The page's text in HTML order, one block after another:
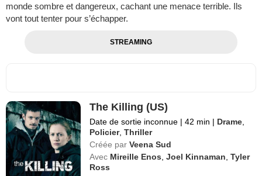
monde sombre et dangereux, cachant une menace terrible. Ils
vont tout tenter pour s’échapper.
STREAMING
The Killing (US)
Date de sortie inconnue | 42 min | Drame
Policier,Thriller
Créée par Veena Sud
Avec Mireille Enos ,Joel Kinnaman ,Tyler
Ross